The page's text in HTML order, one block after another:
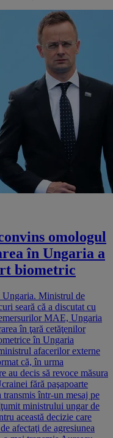
omologul
în Ungaria a
biometric
Ungaria. Ministrul de
seară că a discutat cu
MAE, Ungaria
în ţară cetăţenilor
în Ungaria
afacerilor externe
că, în urma
au decis să revoce măsura
fără paşapoarte
într-un mesaj pe
ministrului ungar de
această decizie care
afectaţi de agresiunea